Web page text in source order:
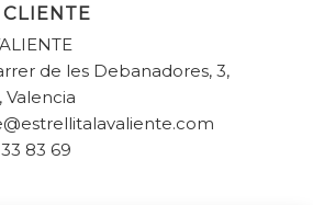
de les Debanadores, 3,
83 69